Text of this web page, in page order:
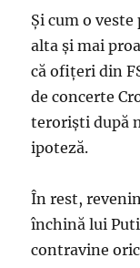
Şi cum o
alta şi mai
că ofiţeri din
de concerte
terorişti după
ipoteză.
În rest,
închină lui
contravine